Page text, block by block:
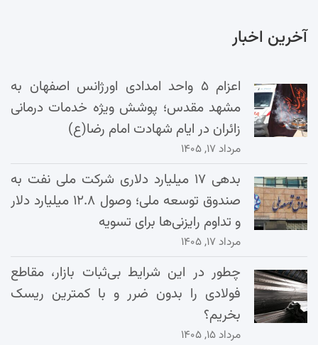
آخرین اخبار
اعزام ۵ واحد امدادی اورژانس اصفهان به
مشهد مقدس؛ پوشش ویژه خدمات درمانی
زائران در ایام شهادت امام رضا(ع)
مرداد ۱۷, ۱۴۰۵
بدهی ۱۷ میلیارد دلاری شرکت ملی نفت به
صندوق توسعه ملی؛ وصول ۱۲.۸ میلیارد دلار
و تداوم رایزنی‌ها برای تسویه
مرداد ۱۷, ۱۴۰۵
چطور در این شرایط بی‌ثبات بازار، مقاطع
فولادی را بدون ضرر و با کمترین ریسک
بخریم؟
مرداد ۱۵, ۱۴۰۵